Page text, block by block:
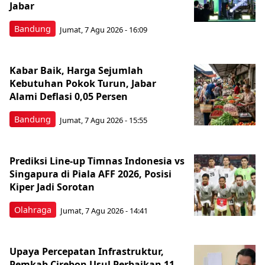
Bandung
Jabar
Jumat, 7 Agu 2026 - 16:09
Bandung
Kabar Baik, Harga Sejumlah
Kebutuhan Pokok Turun, Jabar
Alami Deflasi 0,05 Persen
Jumat, 7 Agu 2026 - 15:55
Olahraga
Prediksi Line-up Timnas Indonesia vs
Singapura di Piala AFF 2026, Posisi
Kiper Jadi Sorotan
Jumat, 7 Agu 2026 - 14:41
Upaya Percepatan Infrastruktur,